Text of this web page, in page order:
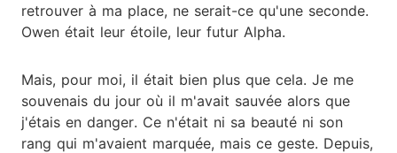
retrouver à ma place, ne serait-ce qu'une seconde.
Owen était leur étoile, leur futur Alpha.
Mais, pour moi, il était bien plus que cela. Je me
souvenais du jour où il m'avait sauvée alors que
j'étais en danger. Ce n'était ni sa beauté ni son
rang qui m'avaient marquée, mais ce geste. Depuis,